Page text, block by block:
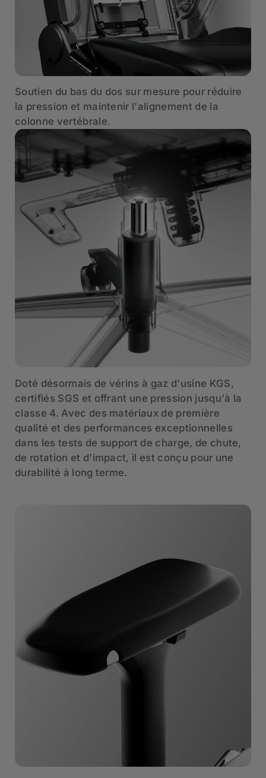
Soutien du bas du dos sur mesure pour réduire
la pression et maintenir l'alignement de la
colonne vertébrale.
Doté désormais de vérins à gaz d'usine KGS,
certifiés SGS et offrant une pression jusqu'à la
classe 4. Avec des matériaux de première
qualité et des performances exceptionnelles
dans les tests de support de charge, de chute,
de rotation et d’impact, il est conçu pour une
durabilité à long terme.